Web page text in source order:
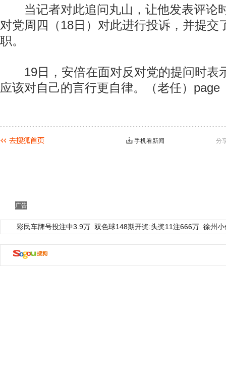
当记者对此追问丸山，让他发表评论
对党周四（18日）对此进行投诉，并提交
职。
19日，安倍在面对反对党的提问时表
应该对自己的言行更自律。（老任）page
分
手机看新闻
广告
彩民车牌号投注中3.9万 双色球148期开奖:头奖11注666万 徐州